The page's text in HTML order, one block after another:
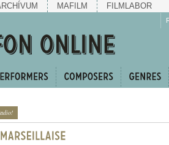
MAFILM FILMLABOR